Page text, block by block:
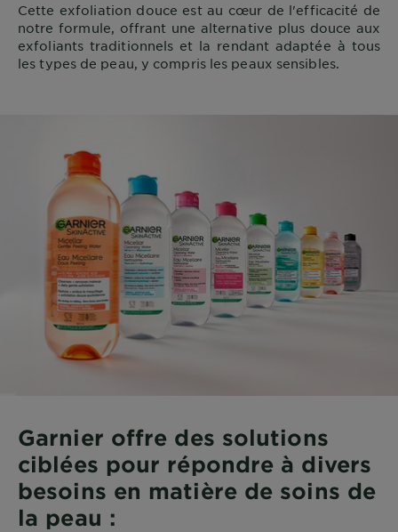
Cette exfoliation douce est au cœur de l'efficacité de
notre formule, offrant une alternative plus douce aux
exfoliants traditionnels et la rendant adaptée à tous
les types de peau, y compris les peaux sensibles.
Garnier offre des solutions
ciblées pour répondre à divers
besoins en matière de soins de
la peau :